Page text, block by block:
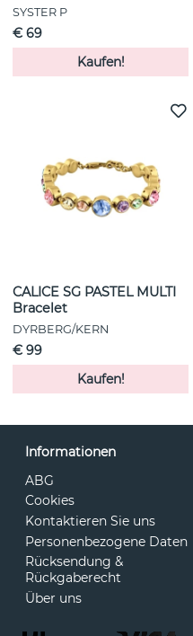
SYSTER P
€ 69
Kaufen!
CALICE SG PASTEL MULTI
Bracelet
DYRBERG/KERN
€ 99
Kaufen!
Informationen
ABG
Cookies
Kontaktieren Sie uns
Personenbezogene Daten
Rücksendung &
Rückgaberecht
Über uns